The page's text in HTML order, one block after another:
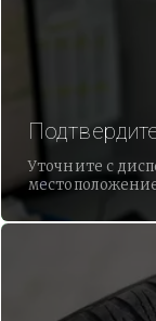
Уточните с